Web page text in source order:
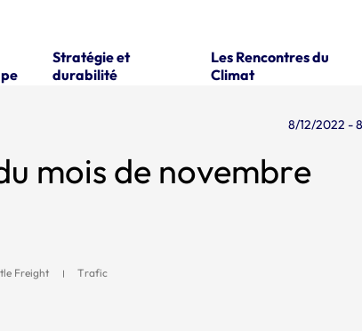
Stratégie et
durabilité
Les Rencontres du
Climat
8/12/2022 -
mois de novembre
Freight Trafic